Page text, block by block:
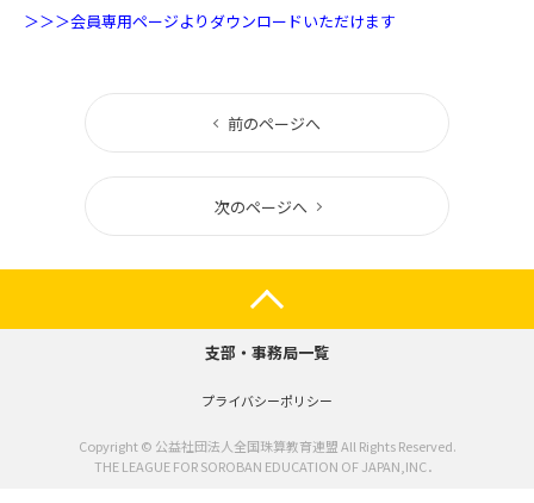
＞＞＞会員専用ページよりダウンロードいただけます
前のページへ
次のページへ
支部・事務局一覧
プライバシーポリシー
Copyright © 公益社団法人全国珠算教育連盟 All Rights Reserved.
THE LEAGUE FOR SOROBAN EDUCATION OF JAPAN,INC．